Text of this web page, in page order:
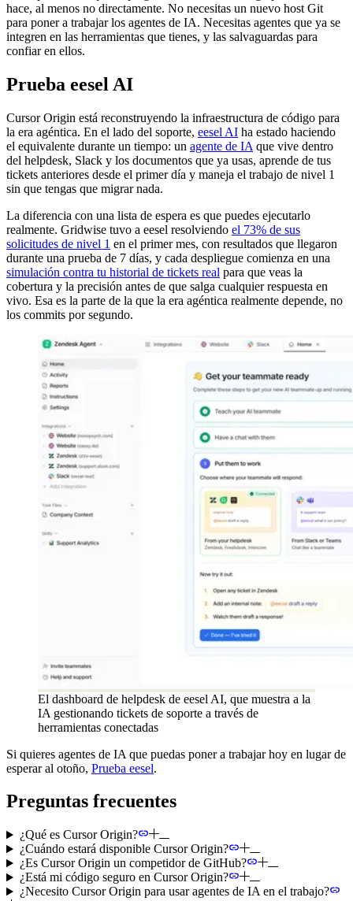
hace, al menos no directamente. No necesitas un nuevo host Git
para poner a trabajar los agentes de IA. Necesitas agentes que ya se
integren en las herramientas que tienes, y las salvaguardas para
confiar en ellos.
Prueba eesel AI
Cursor Origin está reconstruyendo la infraestructura de código para
la era agéntica. En el lado del soporte, eesel AI ha estado haciendo
el equivalente durante un tiempo: un agente de IA que vive dentro
del helpdesk, Slack y los documentos que ya usas, aprende de tus
tickets anteriores desde el primer día y maneja el trabajo de nivel 1
sin que tengas que migrar nada.
La diferencia con una lista de espera es que puedes ejecutarlo
realmente. Gridwise tuvo a eesel resolviendo el 73% de sus
solicitudes de nivel 1 en el primer mes, con resultados que llegaron
durante una prueba de 7 días, y cada despliegue comienza en una
simulación contra tu historial de tickets real para que veas la
cobertura y la precisión antes de que salga cualquier respuesta en
vivo. Esa es la parte de la que la era agéntica realmente depende, no
los commits por segundo.
El dashboard de helpdesk de eesel AI, que muestra a la
IA gestionando tickets de soporte a través de
herramientas conectadas
Si quieres agentes de IA que puedas poner a trabajar hoy en lugar de
esperar al otoño, Prueba eesel.
Preguntas frecuentes
¿Qué es Cursor Origin?
¿Cuándo estará disponible Cursor Origin?
¿Es Cursor Origin un competidor de GitHub?
¿Está mi código seguro en Cursor Origin?
¿Necesito Cursor Origin para usar agentes de IA en el trabajo?